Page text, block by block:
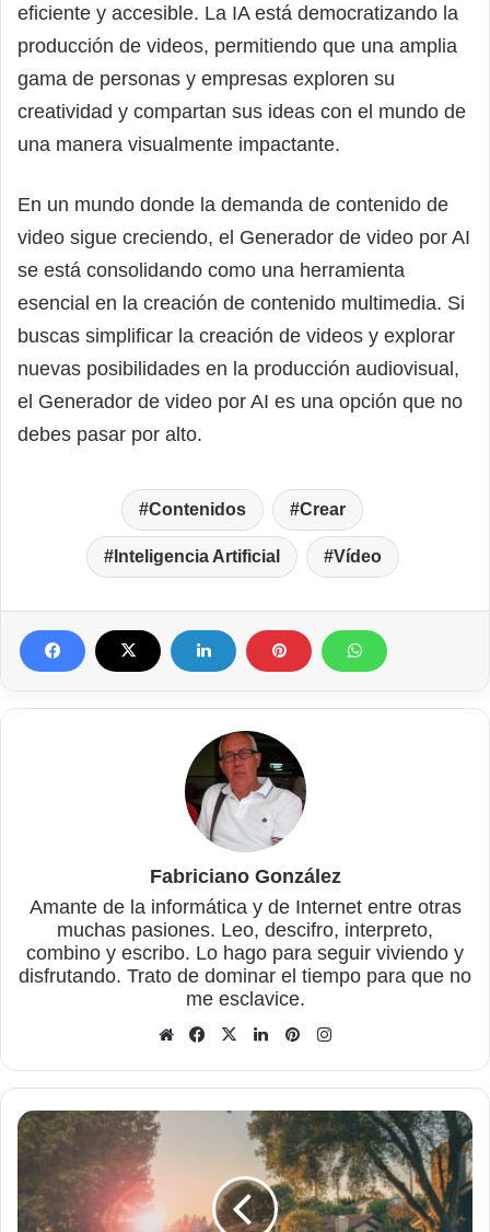
eficiente y accesible. La IA está democratizando la
producción de videos, permitiendo que una amplia
gama de personas y empresas exploren su
creatividad y compartan sus ideas con el mundo de
una manera visualmente impactante.
En un mundo donde la demanda de contenido de
video sigue creciendo, el Generador de video por AI
se está consolidando como una herramienta
esencial en la creación de contenido multimedia. Si
buscas simplificar la creación de videos y explorar
nuevas posibilidades en la producción audiovisual,
el Generador de video por AI es una opción que no
debes pasar por alto.
Contenidos Crear
Inteligencia Artificial Vídeo
Fabriciano González
Amante de la informática y de Internet entre otras
muchas pasiones. Leo, descifro, interpreto,
combino y escribo. Lo hago para seguir viviendo y
disfrutando. Trato de dominar el tiempo para que no
me esclavice.
Sitio
Facebook
X LinkedInPinterest
Conéctate
a
barrio
con